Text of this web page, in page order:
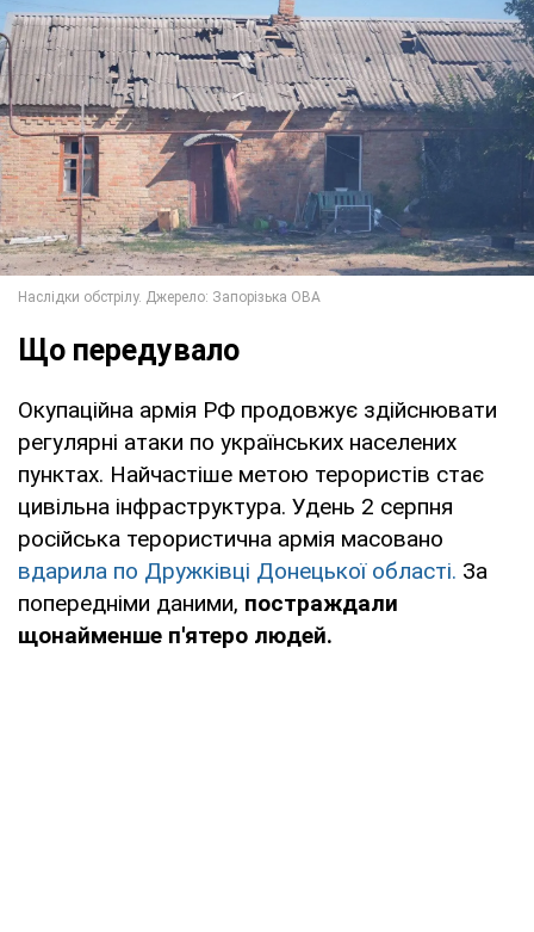
Що передувало
Окупаційна армія РФ продовжує здійснювати
регулярні атаки по українських населених
пунктах. Найчастіше метою терористів стає
цивільна інфраструктура. Удень 2 серпня
російська терористична армія масовано
вдарила по Дружківці Донецької області. За
попередніми даними, постраждали
щонайменше п'ятеро людей.